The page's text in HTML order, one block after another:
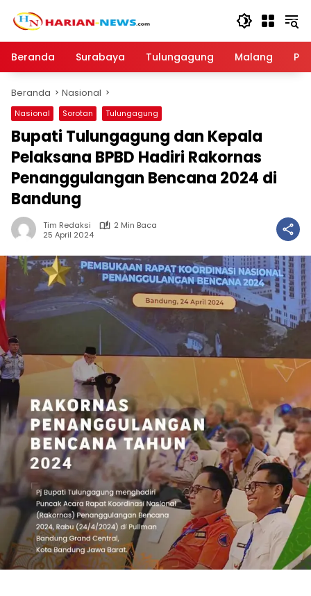
Beranda
Surabaya Tulungagung Malang
Beranda Nasional
Nasional Sorotan Tulungagung
Bupati Tulungagung dan Kepala
Pelaksana BPBD Hadiri Rakornas
Penanggulangan Bencana 2024 di
Bandung
Tim Redaksi
2 Min Baca
25 April 2024